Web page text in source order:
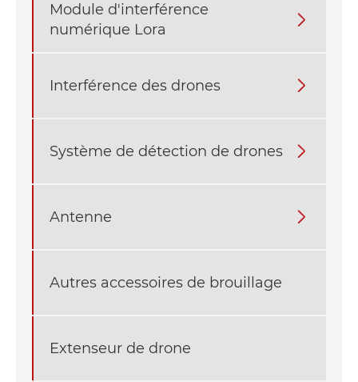
Module d'interférence
numérique Lora

Interférence des drones 
Système de détection de drones 
Antenne 
Autres accessoires de brouillage
Extenseur de drone